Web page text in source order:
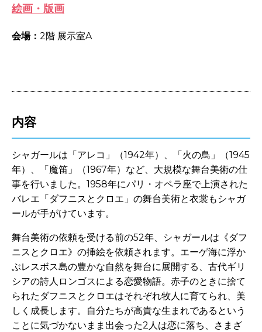
絵画・版画
会場： 2階 展示室A
内容
シャガールは「アレコ」（1942年）、「火の鳥」（1945
年）、「魔笛」（1967年）など、大規模な舞台美術の仕
事を行いました。 1958年にパリ・オペラ座で上演された
バレエ「ダフニスとクロエ」の舞台美術と衣裳もシャガ
ールが手がけています。
舞台美術の依頼を受ける前の52年、シャガールは《ダフ
ニスとクロエ》の挿絵を依頼されます。エーゲ海に浮か
ぶレスボス島の豊かな自然を舞台に展開する、古代ギリ
シアの詩人ロンゴスによる恋愛物語。赤子のときに捨て
られたダフニスとクロエはそれぞれ牧人に育てられ、美
しく成長します。自分たちが高貴な生まれであるという
ことに気づかないまま出会った2人は恋に落ち、さまざ